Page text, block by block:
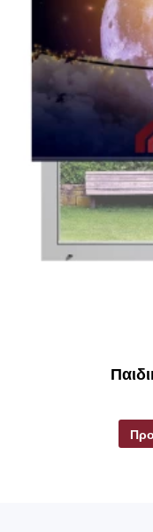
Προσοχή στον τρόπο
υφάσματος θα είναι
μήκος του ρόλερ.
Παράδειγμα:
Σε ένα ρόλερ με
1,00cm το καθαρό
*Στα ρόλερ σκίασης
μηχανισμός, η